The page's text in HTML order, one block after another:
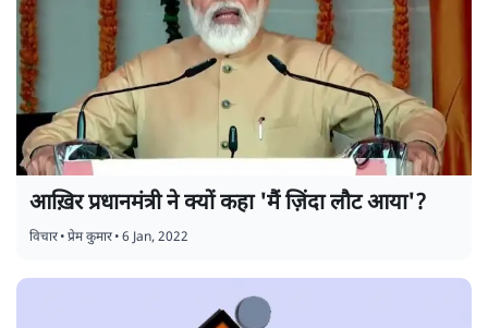
आख़िर प्रधानमंत्री ने क्यों कहा 'मैं ज़िंदा लौट आया'?
विचार•प्रेम कुमार•6 Jan, 2022